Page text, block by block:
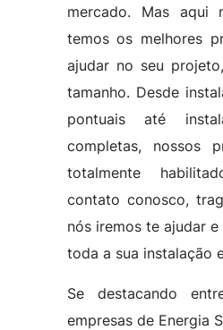
mercado. Mas aqui
temos os melhores
ajudar no seu
tamanho. Desde
pontuais até
completas, nossos
totalmente
contato conosco,
nós iremos te ajudar
toda a sua instalação
Se destacando
empresas de Energia